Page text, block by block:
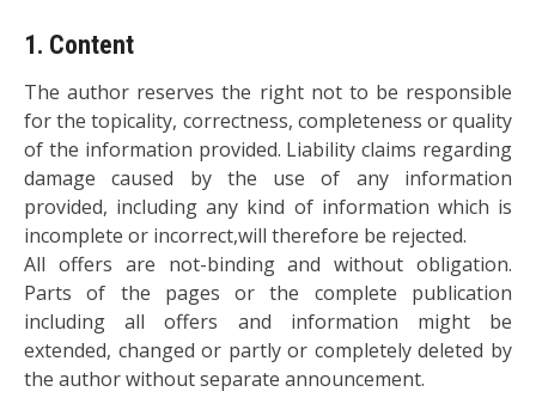
1. Content
The author reserves the right not to be responsible
for the topicality, correctness, completeness or quality
of the information provided. Liability claims regarding
damage caused by the use of any information
provided, including any kind of information which is
incomplete or incorrect,will therefore be rejected.
All offers are not-binding and without obligation.
Parts of the pages or the complete publication
including all offers and information might be
extended, changed or partly or completely deleted by
the author without separate announcement.